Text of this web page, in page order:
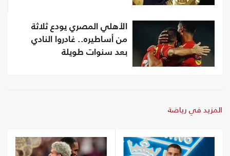
الأهلي المصري يودع ثلاثة
من أساطيره.. غادروا النادي
بعد سنوات طويلة
المزيد في رياضة